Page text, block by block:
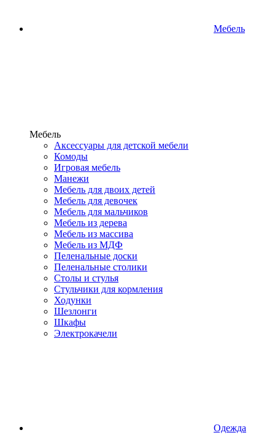
Мебель
Мебель
Аксессуары для детской мебели
Комоды
Игровая мебель
Манежи
Мебель для двоих детей
Мебель для девочек
Мебель для мальчиков
Мебель из дерева
Мебель из массива
Мебель из МДФ
Пеленальные доски
Пеленальные столики
Столы и стулья
Стульчики для кормления
Ходунки
Шезлонги
Шкафы
Электрокачели
Одежда